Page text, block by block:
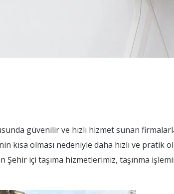
güvenilir ve hızlı hizmet sunan
kısa olması nedeniyle daha hızlı ve
içi taşıma hizmetlerimiz, taşınma